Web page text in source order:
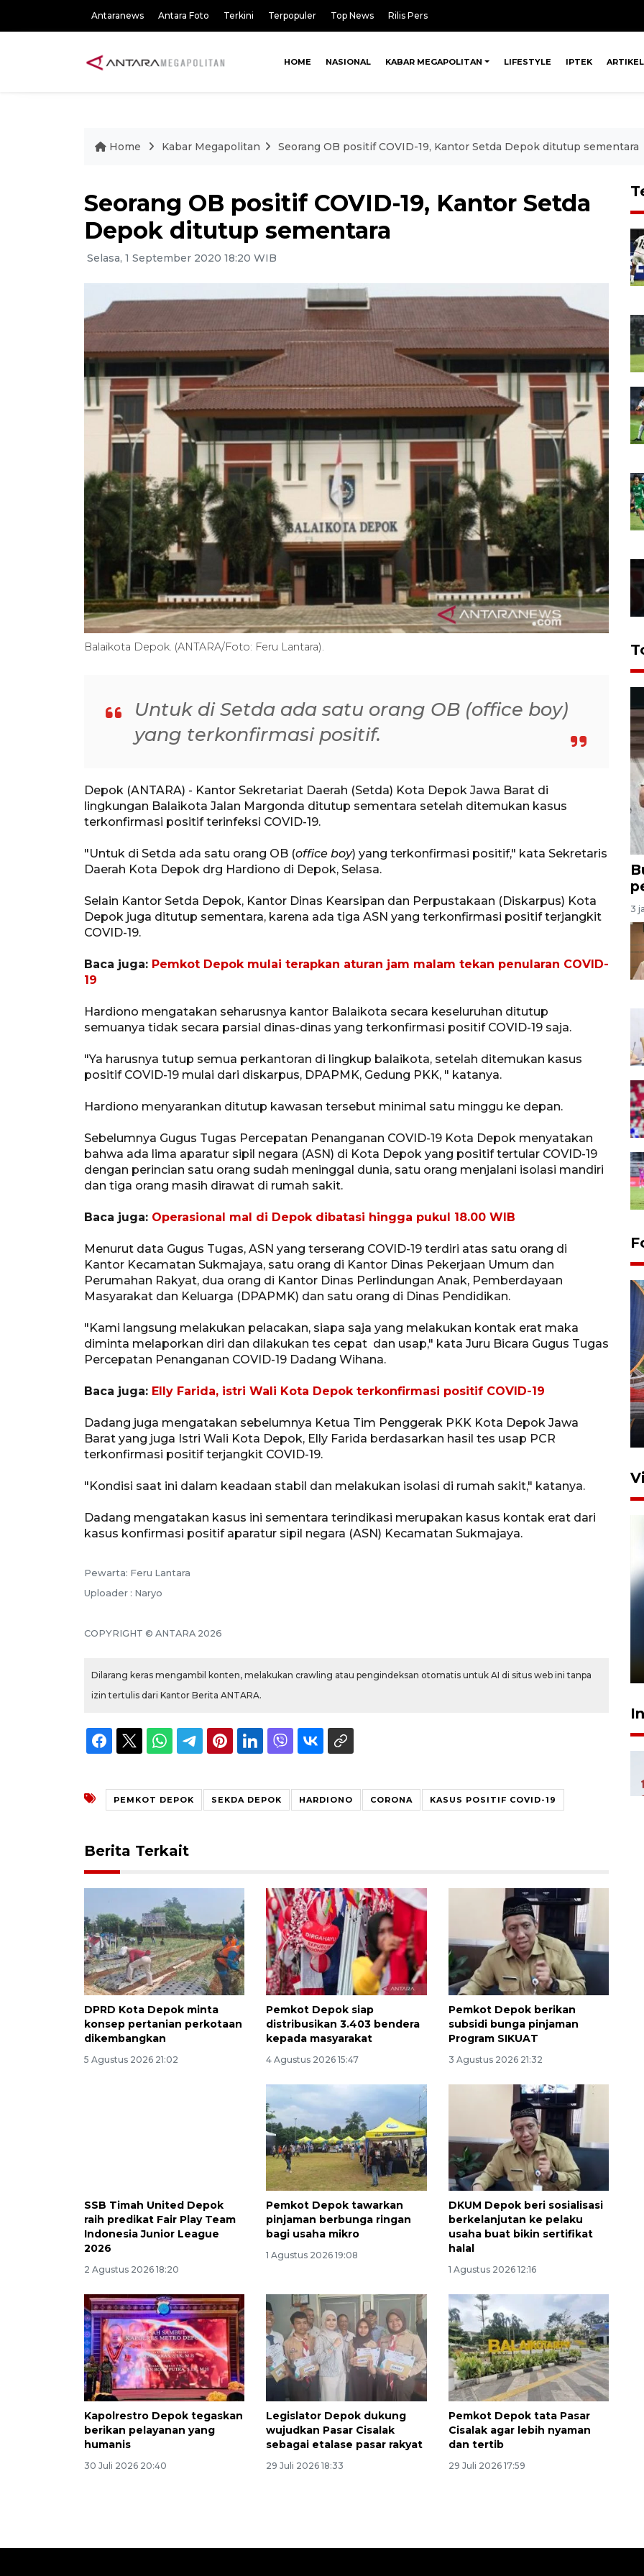
Antaranews Antara Foto Terkini Terpopuler Top News Rilis Pers
HOME NASIONAL KABAR MEGAPOLITAN LIFESTYLE IPTEK ARTIKEL
Home Kabar Megapolitan Seorang OB positif COVID-19, Kantor Setda Depok ditutup sementara
Seorang OB positif COVID-19, Kantor Setda
Depok ditutup sementara
Selasa, 1 September 2020 18:20 WIB
Balaikota Depok. (ANTARA/Foto: Feru Lantara).
Untuk di Setda ada satu orang OB (office boy)
yang terkonfirmasi positif.
Depok (ANTARA) - Kantor Sekretariat Daerah (Setda) Kota Depok Jawa Barat di
lingkungan Balaikota Jalan Margonda ditutup sementara setelah ditemukan kasus
terkonfirmasi positif terinfeksi COVID-19.
"Untuk di Setda ada satu orang OB (office boy) yang terkonfirmasi positif," kata Sekretaris
Daerah Kota Depok drg Hardiono di Depok, Selasa.
Selain Kantor Setda Depok, Kantor Dinas Kearsipan dan Perpustakaan (Diskarpus) Kota
Depok juga ditutup sementara, karena ada tiga ASN yang terkonfirmasi positif terjangkit
COVID-19.
Baca juga: Pemkot Depok mulai terapkan aturan jam malam tekan penularan COVID-
19
Hardiono mengatakan seharusnya kantor Balaikota secara keseluruhan ditutup
semuanya tidak secara parsial dinas-dinas yang terkonfirmasi positif COVID-19 saja.
"Ya harusnya tutup semua perkantoran di lingkup balaikota, setelah ditemukan kasus
positif COVID-19 mulai dari diskarpus, DPAPMK, Gedung PKK, " katanya.
Hardiono menyarankan ditutup kawasan tersebut minimal satu minggu ke depan.
Sebelumnya Gugus Tugas Percepatan Penanganan COVID-19 Kota Depok menyatakan
bahwa ada lima aparatur sipil negara (ASN) di Kota Depok yang positif tertular COVID-19
dengan perincian satu orang sudah meninggal dunia, satu orang menjalani isolasi mandiri
dan tiga orang masih dirawat di rumah sakit.
Baca juga: Operasional mal di Depok dibatasi hingga pukul 18.00 WIB
Menurut data Gugus Tugas, ASN yang terserang COVID-19 terdiri atas satu orang di
Kantor Kecamatan Sukmajaya, satu orang di Kantor Dinas Pekerjaan Umum dan
Perumahan Rakyat, dua orang di Kantor Dinas Perlindungan Anak, Pemberdayaan
Masyarakat dan Keluarga (DPAPMK) dan satu orang di Dinas Pendidikan.
"Kami langsung melakukan pelacakan, siapa saja yang melakukan kontak erat maka
diminta melaporkan diri dan dilakukan tes cepat dan usap," kata Juru Bicara Gugus Tugas
Percepatan Penanganan COVID-19 Dadang Wihana.
Baca juga: Elly Farida, istri Wali Kota Depok terkonfirmasi positif COVID-19
Dadang juga mengatakan sebelumnya Ketua Tim Penggerak PKK Kota Depok Jawa
Barat yang juga Istri Wali Kota Depok, Elly Farida berdasarkan hasil tes usap PCR
terkonfirmasi positif terjangkit COVID-19.
"Kondisi saat ini dalam keadaan stabil dan melakukan isolasi di rumah sakit," katanya.
Dadang mengatakan kasus ini sementara terindikasi merupakan kasus kontak erat dari
kasus konfirmasi positif aparatur sipil negara (ASN) Kecamatan Sukmajaya.
Pewarta: Feru Lantara
Uploader : Naryo
COPYRIGHT © ANTARA 2026
Dilarang keras mengambil konten, melakukan crawling atau pengindeksan otomatis untuk AI di situs web ini tanpa
izin tertulis dari Kantor Berita ANTARA.
PEMKOT DEPOK SEKDA DEPOK HARDIONO CORONA KASUS POSITIF COVID-19
Berita Terkait
DPRD Kota Depok minta
konsep pertanian perkotaan
dikembangkan
5 Agustus 2026 21:02
Pemkot Depok siap
distribusikan 3.403 bendera
kepada masyarakat
4 Agustus 2026 15:47
Pemkot Depok berikan
subsidi bunga pinjaman
Program SIKUAT
3 Agustus 2026 21:32
SSB Timah United Depok
raih predikat Fair Play Team
Indonesia Junior League
2026
2 Agustus 2026 18:20
Pemkot Depok tawarkan
pinjaman berbunga ringan
bagi usaha mikro
1 Agustus 2026 19:08
DKUM Depok beri sosialisasi
berkelanjutan ke pelaku
usaha buat bikin sertifikat
halal
1 Agustus 2026 12:16
Kapolrestro Depok tegaskan
berikan pelayanan yang
humanis
30 Juli 2026 20:40
Legislator Depok dukung
wujudkan Pasar Cisalak
sebagai etalase pasar rakyat
29 Juli 2026 18:33
Pemkot Depok tata Pasar
Cisalak agar lebih nyaman
dan tertib
29 Juli 2026 17:59
3
perlintasan sebidang di
12 Juni 2026 18:49
Ekonomi triwulan II-2026
tumbuh 5,29 persen
2026-08-06 18:45:00